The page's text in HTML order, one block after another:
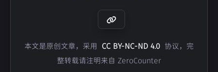
本文是原创文章，采用 CC BY-NC-ND 4.0 协议，完
整转载请注明来自 ZeroCounter